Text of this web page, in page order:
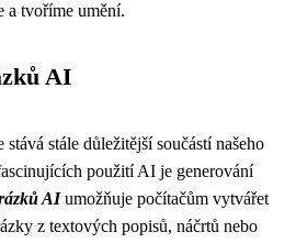
a tvoříme umění.
AI
stále důležitější součástí našeho
použití AI je generování
AIumožňuje počítačům vytvářet
z textových popisů, náčrtů nebo